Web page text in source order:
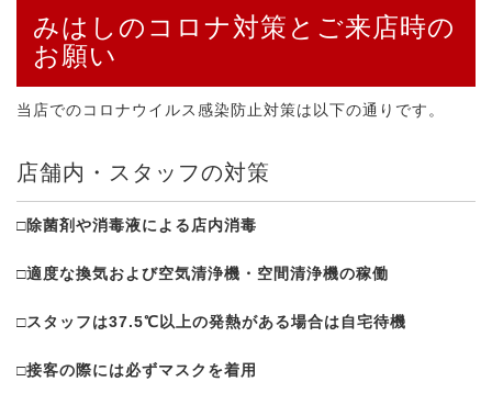
みはしのコロナ対策とご来店時の
お願い
当店でのコロナウイルス感染防止対策は以下の通りです。
店舗内・スタッフの対策
□除菌剤や消毒液による店内消毒
□適度な換気および空気清浄機・空間清浄機の稼働
□スタッフは37.5℃以上の発熱がある場合は自宅待機
□接客の際には必ずマスクを着用